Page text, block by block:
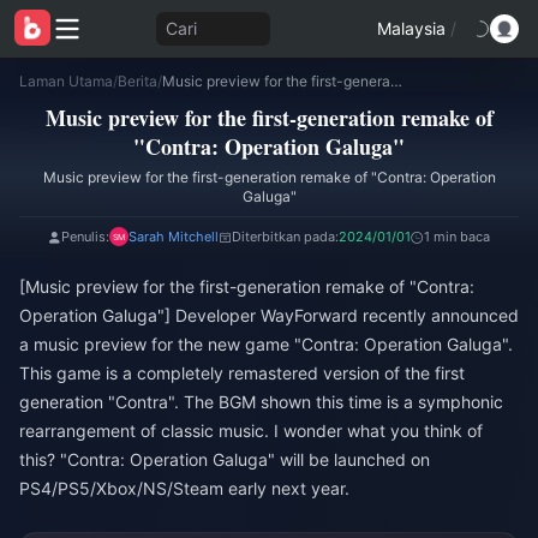
Cari Malaysia /
Laman Utama/Berita/ Music preview for the first-generation remake of "Contra: Operation Galuga"
Music preview for the first-generation remake of
"Contra: Operation Galuga"
Music preview for the first-generation remake of "Contra: Operation
Galuga"
Penulis: Sarah Mitchell Diterbitkan pada:2024/01/01 1 min baca
[Music preview for the first-generation remake of "Contra:
Operation Galuga"] Developer WayForward recently announced
a music preview for the new game "Contra: Operation Galuga".
This game is a completely remastered version of the first
generation "Contra". The BGM shown this time is a symphonic
rearrangement of classic music. I wonder what you think of
this? "Contra: Operation Galuga" will be launched on
PS4/PS5/Xbox/NS/Steam early next year.